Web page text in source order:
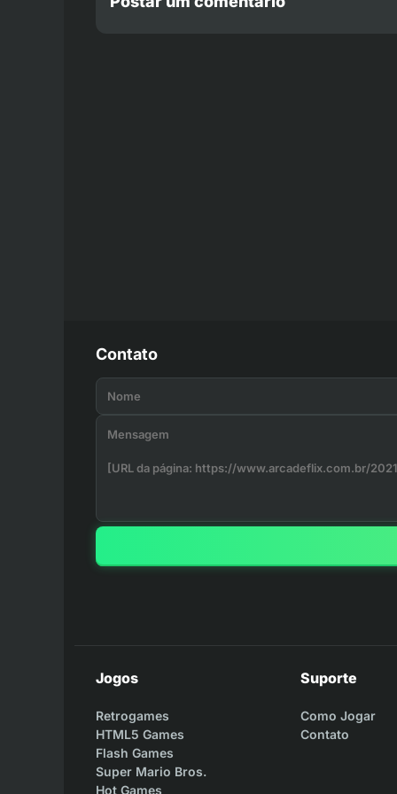
Contato
Jogos
Retrogames
HTML5 Games
Flash Games
Super Mario Bros.
Hot Games
Suporte
Como Jogar
Contato